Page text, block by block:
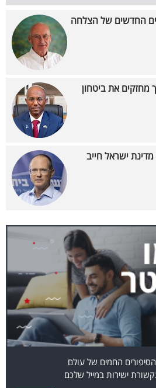
החדשים של הצלחה
מחזקים את ביטחון
ישראל חייב
החמים של עולם
ישירות במייל שלכם